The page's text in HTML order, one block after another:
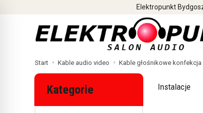
Elektropunkt
Start Kable audio video Kable głośnikowe konfekcja
Instalacje
Kategorie